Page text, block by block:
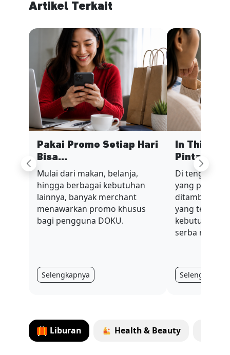
Artikel Terkait
Previous
Pakai Promo Setiap Hari
Bisa...
Mulai dari makan, belanja,
hingga berbagai kebutuhan
lainnya, banyak merchant
menawarkan promo khusus
bagi pengguna DOKU.
Selengkapnya
In This
Pinta...
Di tengah
yang penuh
ditambah
yang terus
kebutuhan
serba mahal.
Selengkapnya
Next
Liburan Health & Beauty